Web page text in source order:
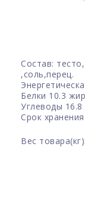
Состав:
,соль,перец.
Белки 10.3
Углеводы 16.8
Срок
Вес товара(кг):